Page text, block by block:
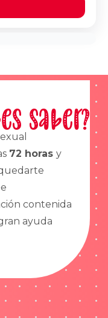
saber?
72 horas y
contenida
ayuda